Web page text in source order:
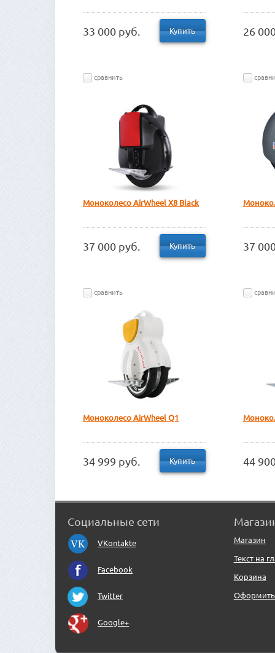
33 000 руб. Купить 26
сравнить
Моноколесо AirWheel X8 Black
37 000 руб. Купить 37
сравнить
Моноколесо AirWheel Q1
34 999 руб. Купить 44
Социальные сети
VKontakte
Facebook
Twitter
Google+
Магазин
Текст на
Корзина
Оформить